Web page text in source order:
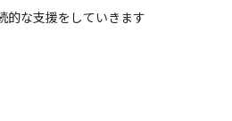
な支援をしていきます